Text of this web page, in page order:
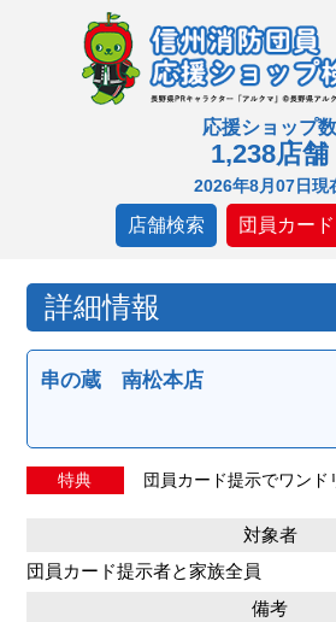
応援ショップ数
1,238店舗
2026年8月07日現
店舗検索 団員カー
詳細情報
串の蔵 南松本店
特典 団員カード提示でワンド
対象者
団員カード提示者と家族全員
備考